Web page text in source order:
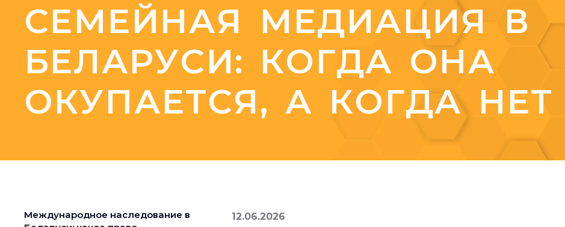
СЕМЕЙНАЯ МЕДИАЦИЯ В
БЕЛАРУСИ: КОГДА ОНА
ОКУПАЕТСЯ, А КОГДА НЕТ
Международное наследование в
12.06.2026